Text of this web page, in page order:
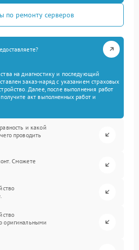
по ремонту серверов
на диагностику и последующий
заказ-наряд с указанием страховых
Далее, после выполнения работ
акт выполненных работ и
и какой
проводить
Сможете
оригинальными